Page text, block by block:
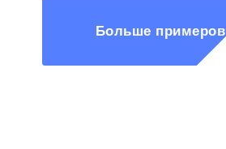
Больше примеров